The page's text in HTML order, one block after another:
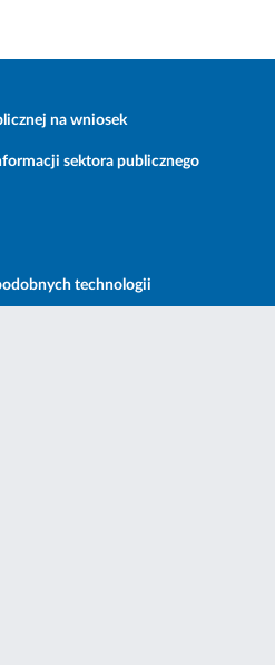
na wniosek
sektora publicznego
technologii